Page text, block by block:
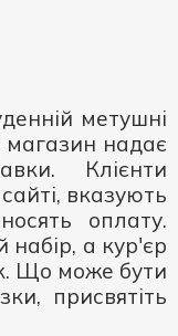
метушні
магазин надає
Клієнти
вказують
оплату.
набір, а кур'єр
Що може бути
присвятіть